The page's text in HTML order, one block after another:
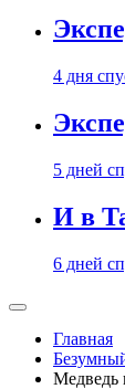
4 дня
5 дней
И в
6 дней
Главная
Медведь